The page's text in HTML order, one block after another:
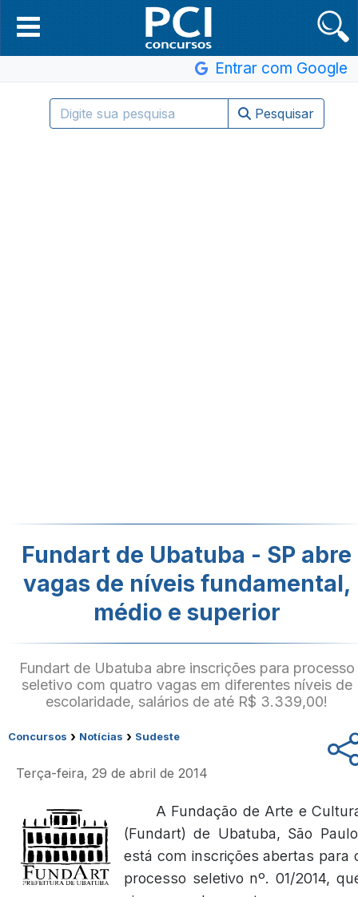
Entrar com Google
Pesquisar
Fundart de Ubatuba - SP abre
vagas de níveis fundamental,
médio e superior
Fundart de Ubatuba abre inscrições para processo
seletivo com quatro vagas em diferentes níveis de
escolaridade, salários de até R$ 3.339,00!
Concursos › Notícias › Sudeste
Terça-feira, 29 de abril de 2014
A Fundação de Arte e
(Fundart) de Ubatuba, São
está com inscrições abertas para
processo seletivo nº. 01/2014,